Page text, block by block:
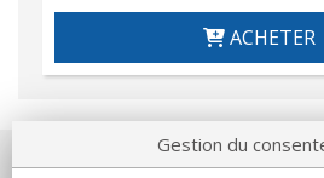
ACHETER
Gestion du